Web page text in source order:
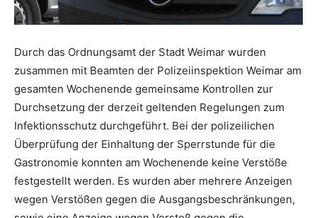
Durch das Ordnungsamt der Stadt Weimar wurden
zusammen mit Beamten der Polizeiinspektion Weimar am
gesamten Wochenende gemeinsame Kontrollen zur
Durchsetzung der derzeit geltenden Regelungen zum
Infektionsschutz durchgeführt. Bei der polizeilichen
Überprüfung der Einhaltung der Sperrstunde für die
Gastronomie konnten am Wochenende keine Verstöße
festgestellt werden. Es wurden aber mehrere Anzeigen
wegen Verstößen gegen die Ausgangsbeschränkungen,